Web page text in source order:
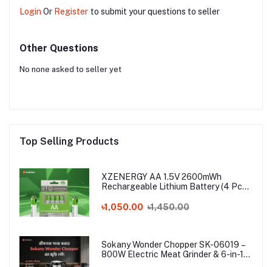
Login Or Register to submit your questions to seller
Other Questions
No none asked to seller yet
Top Selling Products
XZENERGY AA 1.5V 2600mWh
Rechargeable Lithium Battery (4 Pcs
Pack Long-Lasting 1.5 Volt AA Battery
৳1,050.00 ৳1,450.00
Sokany Wonder Chopper SK-06019 –
800W Electric Meat Grinder & 6-in-1